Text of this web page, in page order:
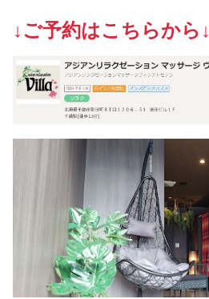
↓ご予約はこちらから↓